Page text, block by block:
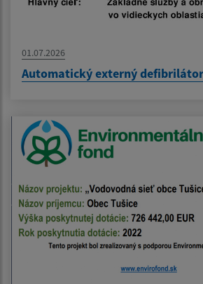
01.07.2026
Automatický externý defibrilátor